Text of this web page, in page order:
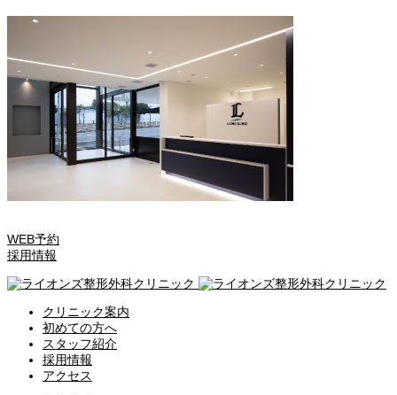
WEB予約
採用情報
クリニック案内
初めての方へ
スタッフ紹介
採用情報
アクセス